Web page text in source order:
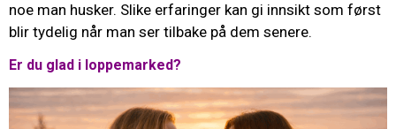
noe man husker. Slike erfaringer kan gi innsikt som først
blir tydelig når man ser tilbake på dem senere.
Er du glad i loppemarked?